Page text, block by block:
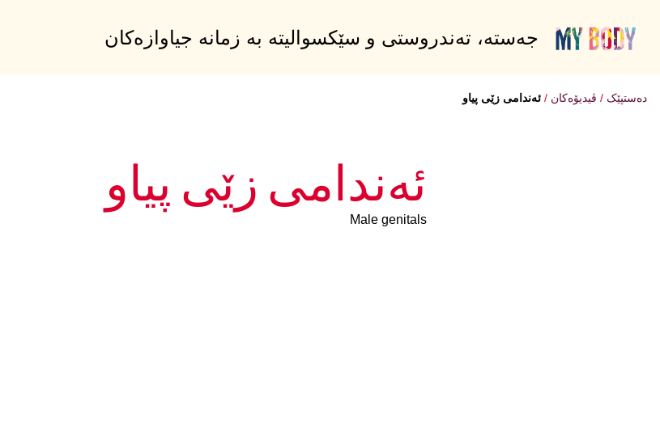
جەستە، تەندروستی و سێکسوالیتە بە زمانە جیاوازەکان
دەستپێک ڤیدیۆەکان ئەندامی زێی پیاو
ئەندامی زێی پیاو
Male genitals